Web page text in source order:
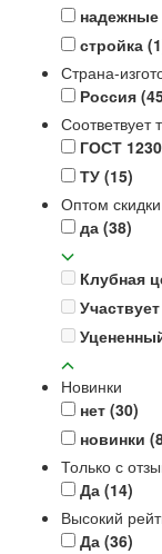
надежные
стройка
Страна-
Россия
ГОСТ
ТУ (15)
Оптом скидки
да (38)
Клубная
Новинки
нет (30)
новинки
Только с
Да (14)
Высокий
Да (36)